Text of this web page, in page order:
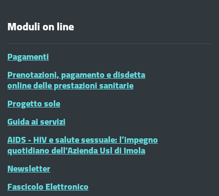
Moduli on line
Pagamenti
Prenotazioni, pagamento e disdetta
online delle prestazioni sanitarie
Progetto sole
Guida ai servizi
AIDS - HIV e salute sessuale: l’impegno
quotidiano dell'Azienda Usl di Imola
Newsletter
Fascicolo Elettronico